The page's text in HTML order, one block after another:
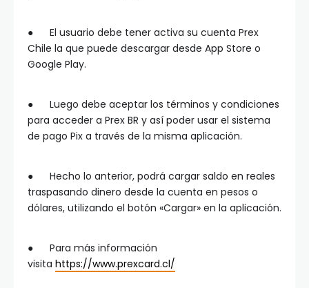
● El usuario debe tener activa su cuenta Prex
Chile la que puede descargar desde App Store o
Google Play.
● Luego debe aceptar los términos y condiciones
para acceder a Prex BR y así poder usar el sistema
de pago Pix a través de la misma aplicación.
● Hecho lo anterior, podrá cargar saldo en reales
traspasando dinero desde la cuenta en pesos o
dólares, utilizando el botón «Cargar» en la aplicación.
● Para más información
visita https://www.prexcard.cl/